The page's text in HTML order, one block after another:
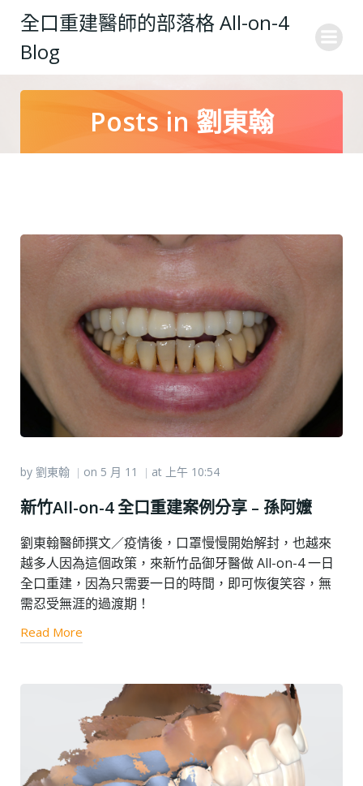
Skip
to
全口重建醫師的部落格 All-on-4
Blog
Posts in劉東翰
by 劉東翰 | on 5 月 11 | at 上午 10:54
新竹All-on-4 全口重建案例分享 – 孫阿嬤
劉東翰醫師撰文／疫情後，口罩慢慢開始解封，也越來
越多人因為這個政策，來新竹品御牙醫做 All-on-4 一日
全口重建，因為只需要一日的時間，即可恢復笑容，無
需忍受無涯的過渡期！
Read More